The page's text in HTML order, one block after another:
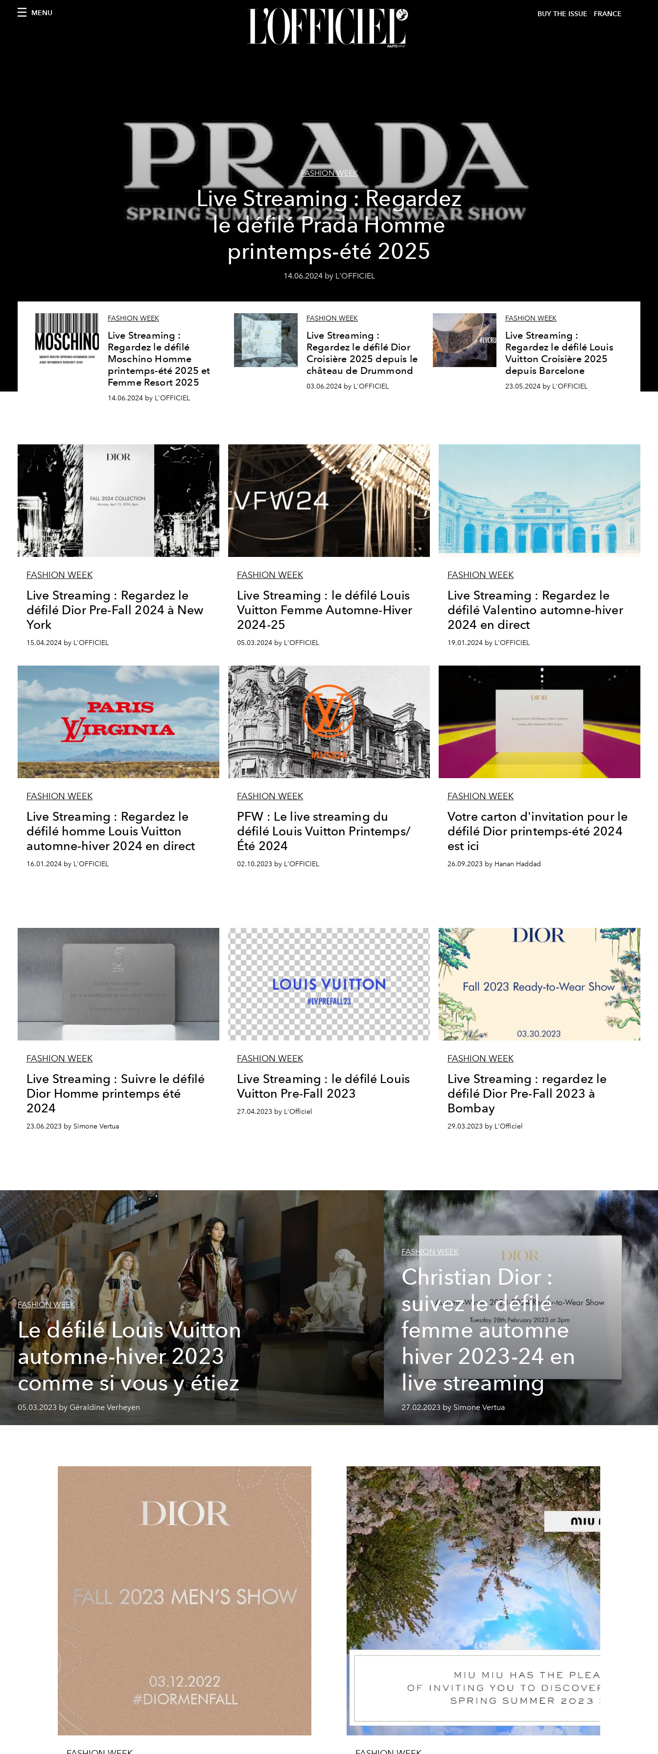
MENU BUY THE ISSUE FRANCE
FASHION WEEK
Live Streaming : Regardez
le défilé Prada Homme
printemps-été 2025
14.06.2024 by L'OFFICIEL
FASHION WEEK
Live Streaming :
Regardez le défilé
Moschino Homme
printemps-été 2025 et
Femme Resort 2025
14.06.2024 by L'OFFICIEL
FASHION WEEK
Live Streaming :
Regardez le défilé Dior
Croisière 2025 depuis le
château de Drummond
03.06.2024 by L'OFFICIEL
FASHION WEEK
Live Streaming :
Regardez le défilé Louis
Vuitton Croisière 2025
depuis Barcelone
23.05.2024 by L'OFFICIEL
FASHION WEEK
Live Streaming : Regardez le
défilé Dior Pre-Fall 2024 à New
York
15.04.2024 by L'OFFICIEL
FASHION WEEK
Live Streaming : le défilé Louis
Vuitton Femme Automne-Hiver
2024-25
05.03.2024 by L'OFFICIEL
FASHION WEEK
Live Streaming : Regardez le
défilé Valentino automne-hiver
2024 en direct
19.01.2024 by L'OFFICIEL
FASHION WEEK
Live Streaming : Regardez le
défilé homme Louis Vuitton
automne-hiver 2024 en direct
16.01.2024 by L'OFFICIEL
FASHION WEEK
PFW : Le live streaming du
défilé Louis Vuitton Printemps/
Été 2024
02.10.2023 by L'OFFICIEL
FASHION WEEK
Votre carton d'invitation pour le
défilé Dior printemps-été 2024
est ici
26.09.2023 by Hanan Haddad
FASHION WEEK
Live Streaming : Suivre le défilé
Dior Homme printemps été
2024
23.06.2023 by Simone Vertua
FASHION WEEK
Live Streaming : le défilé Louis
Vuitton Pre-Fall 2023
27.04.2023 by L'Officiel
FASHION WEEK
Live Streaming : regardez le
défilé Dior Pre-Fall 2023 à
Bombay
29.03.2023 by L'Officiel
FASHION WEEK
Le défilé Louis Vuitton
automne-hiver 2023
comme si vous y étiez
05.03.2023 by Géraldine Verheyen
FASHION WEEK
Christian Dior :
suivez le défilé
femme automne
hiver 2023-24 en
live streaming
27.02.2023 by Simone Vertua